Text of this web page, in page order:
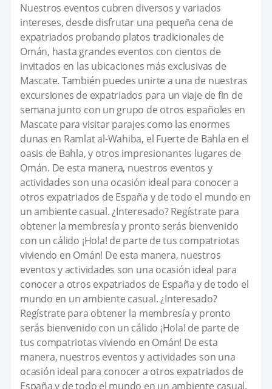
Nuestros eventos cubren diversos y variados
intereses, desde disfrutar una pequeña cena de
expatriados probando platos tradicionales de
Omán, hasta grandes eventos con cientos de
invitados en las ubicaciones más exclusivas de
Mascate. También puedes unirte a una de nuestras
excursiones de expatriados para un viaje de fin de
semana junto con un grupo de otros españoles en
Mascate para visitar parajes como las enormes
dunas en Ramlat al-Wahiba, el Fuerte de Bahla en el
oasis de Bahla, y otros impresionantes lugares de
Omán. De esta manera, nuestros eventos y
actividades son una ocasión ideal para conocer a
otros expatriados de España y de todo el mundo en
un ambiente casual. ¿Interesado? Regístrate para
obtener la membresía y pronto serás bienvenido
con un cálido ¡Hola! de parte de tus compatriotas
viviendo en Omán! De esta manera, nuestros
eventos y actividades son una ocasión ideal para
conocer a otros expatriados de España y de todo el
mundo en un ambiente casual. ¿Interesado?
Regístrate para obtener la membresía y pronto
serás bienvenido con un cálido ¡Hola! de parte de
tus compatriotas viviendo en Omán! De esta
manera, nuestros eventos y actividades son una
ocasión ideal para conocer a otros expatriados de
España y de todo el mundo en un ambiente casual.